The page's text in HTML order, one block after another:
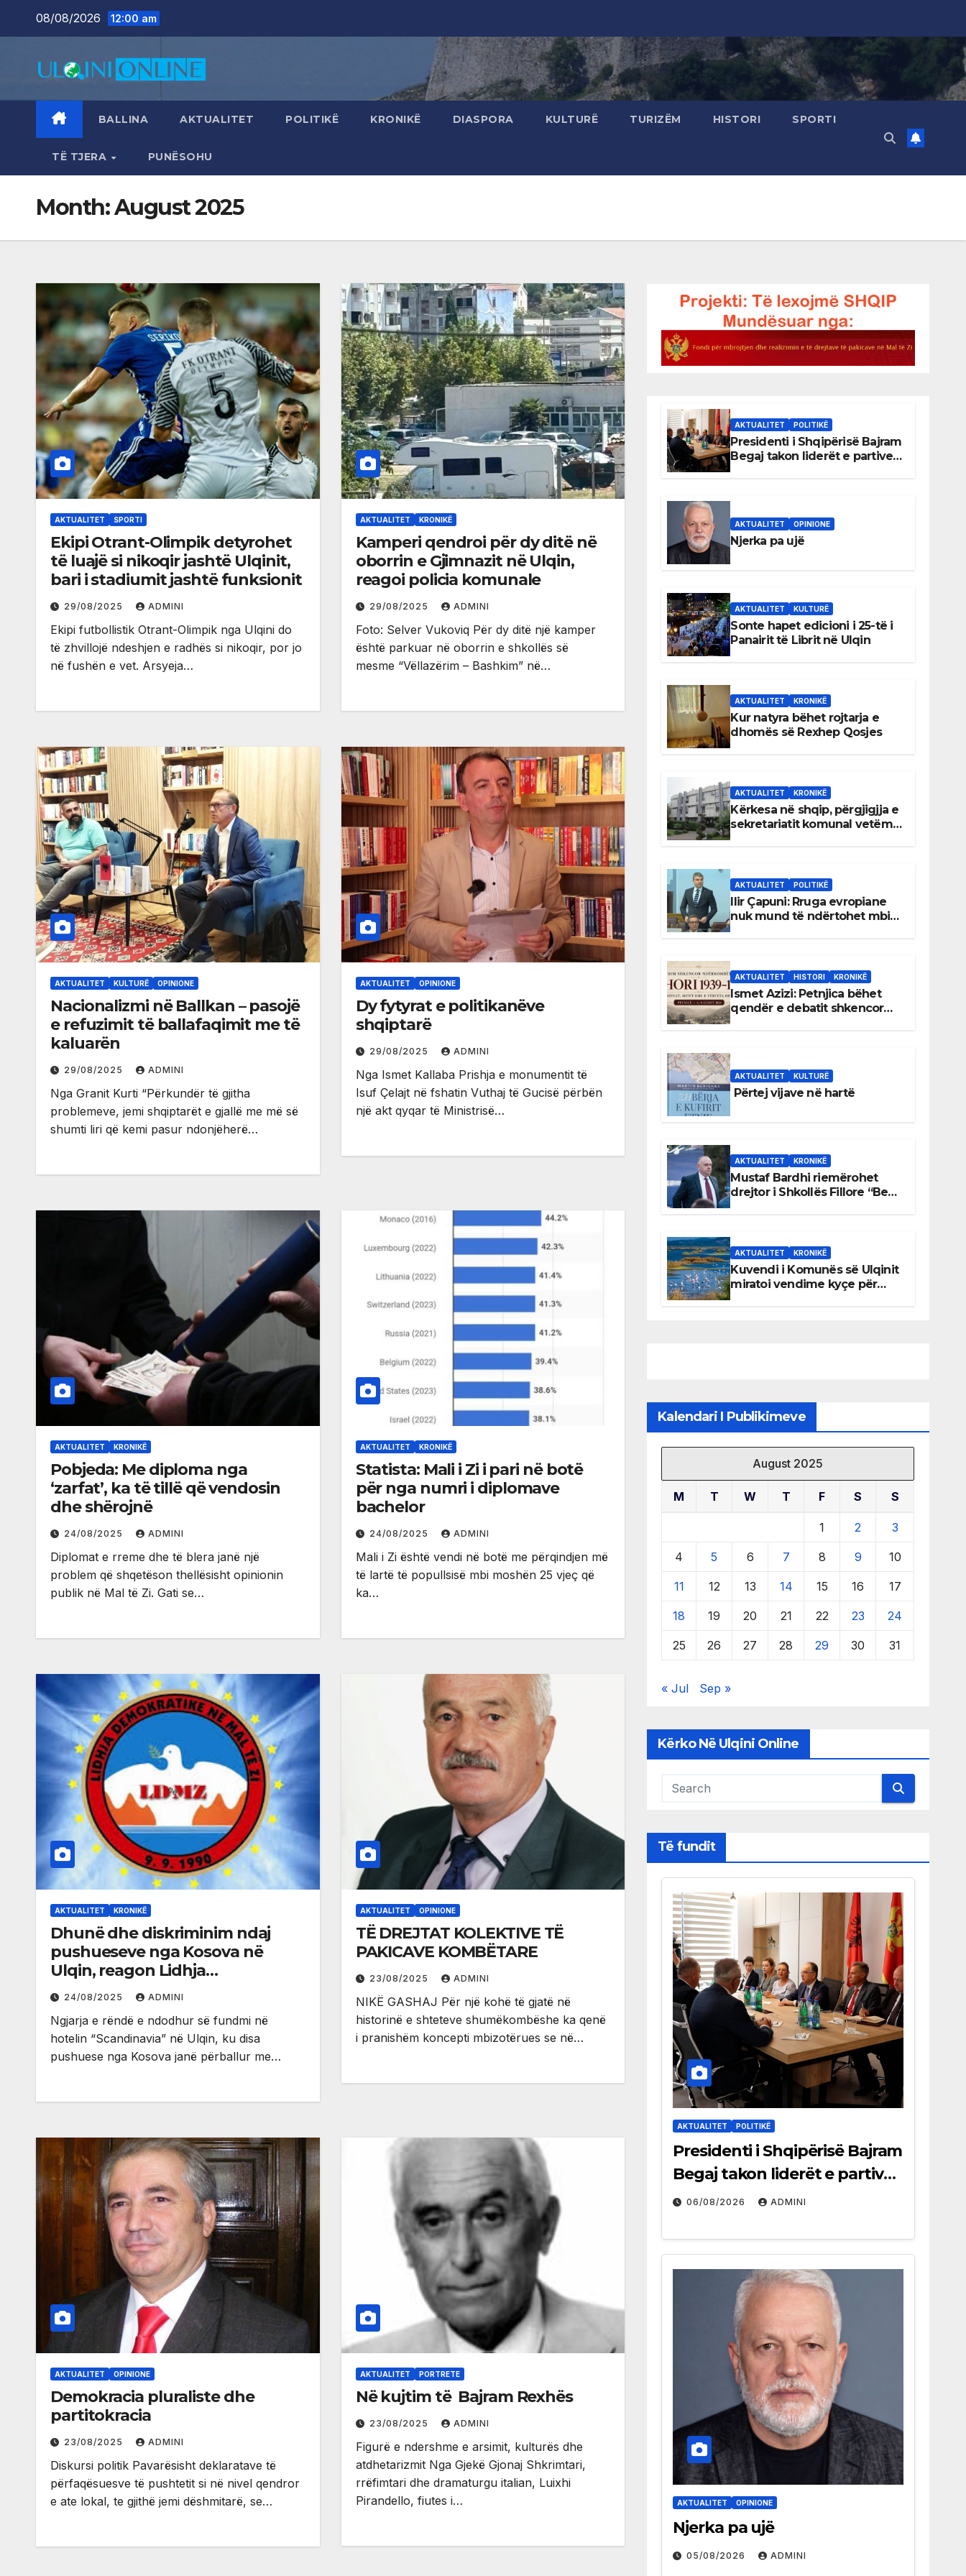
08/08/2026 12:00 am
BALLINA AKTUALITET POLITIKË KRONIKË DIASPORA KULTURË TURIZËM HISTORI SPORTI
TË TJERA PUNËSOHU
Month:August 2025
AKTUALITET SPORTI
Ekipi Otrant-Olimpik detyrohet
të luajë si nikoqir jashtë Ulqinit,
bari i stadiumit jashtë funksionit
29/08/2025 ADMINI
Ekipi futbollistik Otrant-Olimpik nga Ulqini do
të zhvillojë ndeshjen e radhës si nikoqir, por jo
në fushën e vet. Arsyeja…
AKTUALITET KRONIKË
Kamperi qendroi për dy ditë në
oborrin e Gjimnazit në Ulqin,
reagoi policia komunale
29/08/2025 ADMINI
Foto: Selver Vukoviq Për dy ditë një kamper
është parkuar në oborrin e shkollës së
mesme “Vëllazërim – Bashkim” në…
AKTUALITET KULTURË OPINIONE
Nacionalizmi në Ballkan – pasojë
e refuzimit të ballafaqimit me të
kaluarën
29/08/2025 ADMINI
Nga Granit Kurti “Përkundër të gjitha
problemeve, jemi shqiptarët e gjallë me më së
shumti liri që kemi pasur ndonjëherë…
AKTUALITET OPINIONE
Dy fytyrat e politikanëve
shqiptarë
29/08/2025 ADMINI
Nga Ismet Kallaba Prishja e monumentit të
Isuf Çelajt në fshatin Vuthaj të Gucisë përbën
një akt qyqar të Ministrisë…
AKTUALITET KRONIKË
Pobjeda: Me diploma nga
‘zarfat’, ka të tillë që vendosin
dhe shërojnë
24/08/2025 ADMINI
Diplomat e rreme dhe të blera janë një
problem që shqetëson thellësisht opinionin
publik në Mal të Zi. Gati se…
AKTUALITET KRONIKË
Statista: Mali i Zi i pari në botë
për nga numri i diplomave
bachelor
24/08/2025 ADMINI
Mali i Zi është vendi në botë me përqindjen më
të lartë të popullsisë mbi moshën 25 vjeç që
ka…
AKTUALITET KRONIKË
Dhunë dhe diskriminim ndaj
pushueseve nga Kosova në
Ulqin, reagon Lidhja
Demokratike në Mal të Zi
24/08/2025 ADMINI
Ngjarja e rëndë e ndodhur së fundmi në
hotelin “Scandinavia” në Ulqin, ku disa
pushuese nga Kosova janë përballur me…
AKTUALITET OPINIONE
TË DREJTAT KOLEKTIVE TË
PAKICAVE KOMBËTARE
23/08/2025 ADMINI
NIKË GASHAJ Për një kohë të gjatë në
historinë e shteteve shumëkombëshe ka qenë
i pranishëm koncepti mbizotërues se në…
AKTUALITET OPINIONE
Demokracia pluraliste dhe
partitokracia
23/08/2025 ADMINI
Diskursi politik Pavarësisht deklaratave të
përfaqësuesve të pushtetit si në nivel qendror
e ate lokal, te gjithë jemi dëshmitarë, se…
AKTUALITET PORTRETE
Në kujtim të Bajram Rexhës
23/08/2025 ADMINI
Figurë e ndershme e arsimit, kulturës dhe
atdhetarizmit Nga Gjekë Gjonaj Shkrimtari,
rrëfimtari dhe dramaturgu italian, Luixhi
Pirandello, fiutes i…
AKTUALITET POLITIKË
Presidenti i Shqipërisë Bajram
Begaj takon liderët e partive
AKTUALITET OPINIONE
Njerka pa ujë
AKTUALITET KULTURË
Sonte hapet edicioni i 25-të i
Panairit të Librit në Ulqin
AKTUALITET KRONIKË
Kur natyra bëhet rojtarja e
dhomës së Rexhep Qosjes
AKTUALITET KRONIKË
Kërkesa në shqip, përgjigjja e
sekretariatit komunal vetëm
AKTUALITET POLITIKË
Ilir Çapuni: Rruga evropiane
nuk mund të ndërtohet mbi
AKTUALITET HISTORI KRONIKË
Ismet Azizi: Petnjica bëhet
qendër e debatit shkencor
AKTUALITET KULTURË
Përtej vijave në hartë
AKTUALITET KRONIKË
Mustaf Bardhi riemërohet
drejtor i Shkollës Fillore “Bedri
AKTUALITET KRONIKË
Kuvendi i Komunës së Ulqinit
miratoi vendime kyçe për
Kalendari I Publikimeve
August 2025
M T W T F S S
1 2 3
4 5 6 7 8 9 10
11 12 13 14 15 16 17
18 19 20 21 22 23 24
25 26 27 28 29 30 31
« Jul Sep »
Kërko Në Ulqini Online
Të fundit
AKTUALITET POLITIKË
Presidenti i Shqipërisë Bajram
Begaj takon liderët e partive
shqiptare në Ulqin
06/08/2026 ADMINI
AKTUALITET OPINIONE
Njerka pa ujë
05/08/2026 ADMINI